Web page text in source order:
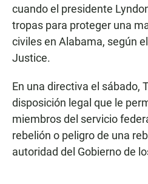
cuando el presidente
tropas para proteger una
civiles en Alabama, según
Justice.
En una directiva el sábado,
disposición legal que le
miembros del servicio
rebelión o peligro de una
autoridad del Gobierno de